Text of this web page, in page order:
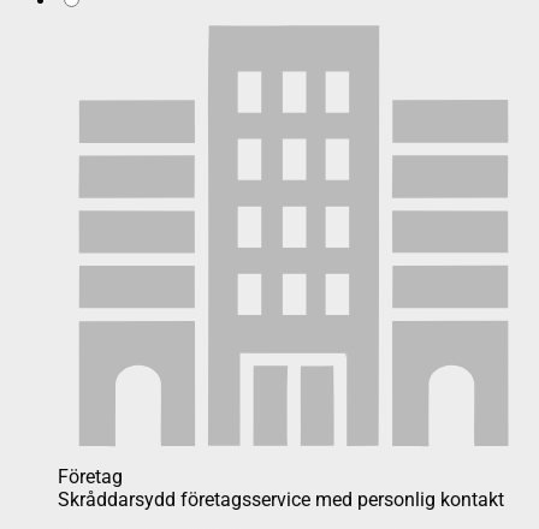
Företag
Skråddarsydd företagsservice med personlig kontakt